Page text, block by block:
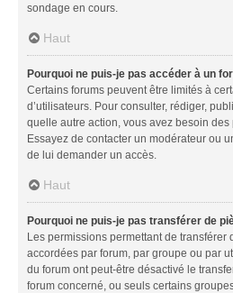
sondage en cours.
Haut
Pourquoi ne puis-je pas accéder à un
Certains forums peuvent être limités à
d’utilisateurs. Pour consulter, rédiger,
quelle autre action, vous avez besoin
Essayez de contacter un modérateur ou
de lui demander un accès.
Haut
Pourquoi ne puis-je pas transférer de
Les permissions permettant de transférer
accordées par forum, par groupe ou par
du forum ont peut-être désactivé le
forum concerné, ou seuls certains